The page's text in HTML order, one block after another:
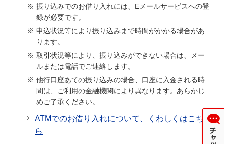
振り込みでのお借り入れには、Eメールサービスへの登
録が必要です。
申込状況等により振り込みまで時間がかかる場合があ
ります。
取引状況等により、振り込みができない場合は、メー
ルまたは電話でご連絡します。
他行口座あての振り込みの場合、口座に入金される時
間は、ご利用の金融機関により異なります。あらかじ
めご了承ください。
ATMでのお借り入れについて、くわしくはこち
ら